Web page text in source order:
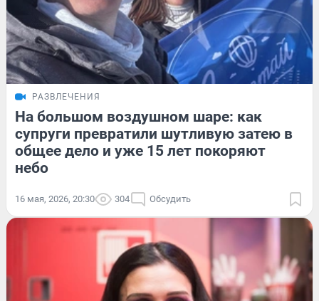
РАЗВЛЕЧЕНИЯ
На большом воздушном шаре: как
супруги превратили шутливую затею в
общее дело и уже 15 лет покоряют
небо
16 мая, 2026, 20:30 304 Обсудить